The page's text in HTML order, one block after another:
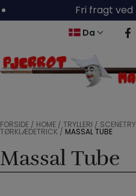
Hop
til
Fri fragt ved
Da
FORSIDE / HOME / TRYLLERI /
TØRKLÆDETRICK/ MASSAL TUBE
Massal Tube